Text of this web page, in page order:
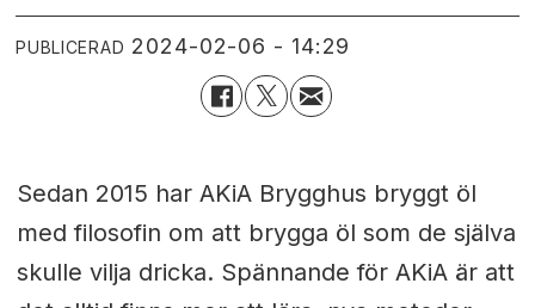
PUBLICERAD 2024-02-06 - 14:29
Sedan 2015 har AKiA Brygghus bryggt öl
med filosofin om att brygga öl som de själva
skulle vilja dricka. Spännande för AKiA är att